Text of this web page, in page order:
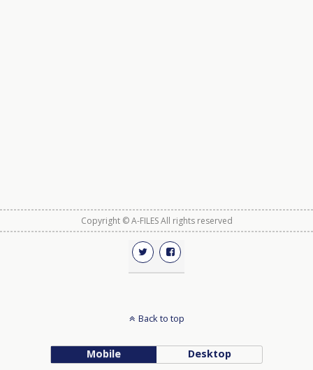
Copyright © A-FILES All rights reserved
Back to top
Mobile Desktop